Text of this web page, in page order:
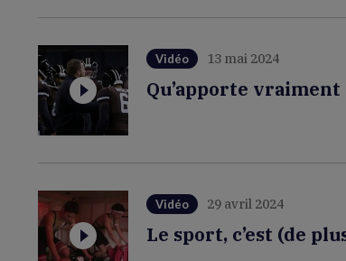
Vidéo 13 mai 2024
Qu’apporte
Vidéo 29 avril 2024
Le sport, c’est (de